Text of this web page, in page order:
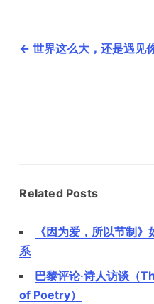
文
章
← 世界这么大，还是遇见
Related Posts
《因为爱，所以节制
系
巴黎评论·诗人访谈（
of Poetry）